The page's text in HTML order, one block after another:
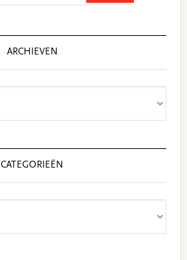
ARCHIEVEN
CATEGORIEËN